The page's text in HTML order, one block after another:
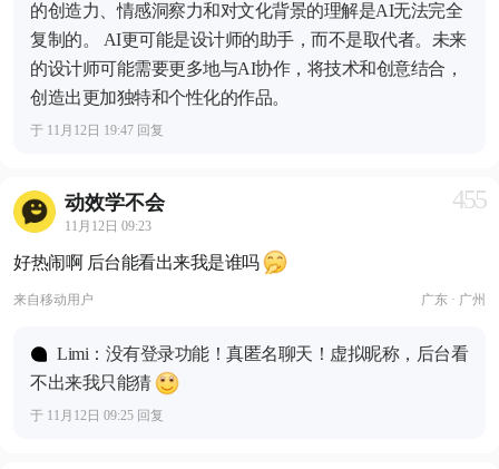
的创造力、情感洞察力和对文化背景的理解是AI无法完全
复制的。 AI更可能是设计师的助手，而不是取代者。未来
的设计师可能需要更多地与AI协作，将技术和创意结合，
创造出更加独特和个性化的作品。
于 11月12日 19:47 回复
动效学不会
11月12日 09:23
455
好热闹啊 后台能看出来我是谁吗
来自移动用户 广东 · 广州
Limi：没有登录功能！真匿名聊天！虚拟昵称，后台看
不出来我只能猜
于 11月12日 09:25 回复